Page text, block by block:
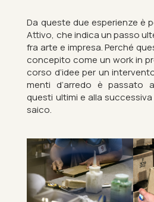
Da queste due es­per­i­enze è
At­tivo, che in­dica un passo
fra arte e im­presa. Perché
con­cepito come un work in
corso d’idee per un
menti d’arredo è pas­sato
questi ul­timi e alla
sa­ico.